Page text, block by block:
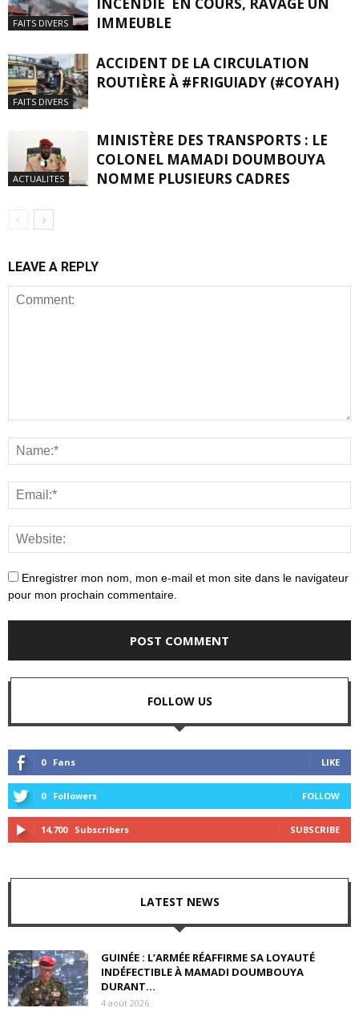
FAITS DIVERS
IMMEUBLE
FAITS DIVERS
ACCIDENT DE LA CIRCULATION
ROUTIÈRE À #FRIGUIADY (#COYAH)
ACTUALITES
MINISTÈRE DES TRANSPORTS : LE
COLONEL MAMADI DOUMBOUYA
NOMME PLUSIEURS CADRES
LEAVE A REPLY
Enregistrer mon nom, mon e-mail et mon site dans le navigateur
pour mon prochain commentaire.
FOLLOW US
0 Fans LIKE
0 Followers FOLLOW
14,700 Subscribers SUBSCRIBE
LATEST NEWS
GUINÉE : L’ARMÉE RÉAFFIRME SA LOYAUTÉ
INDÉFECTIBLE À MAMADI DOUMBOUYA
DURANT...
4 août 2026